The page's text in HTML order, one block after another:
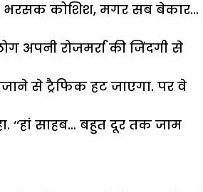
भरसक कोशिश, मगर सब बेकार…
अपनी रोजमर्रा की जिंदगी से
से ट्रैफिक हट जाएगा. पर वे
‘‘हां साहब… बहुत दूर तक जाम